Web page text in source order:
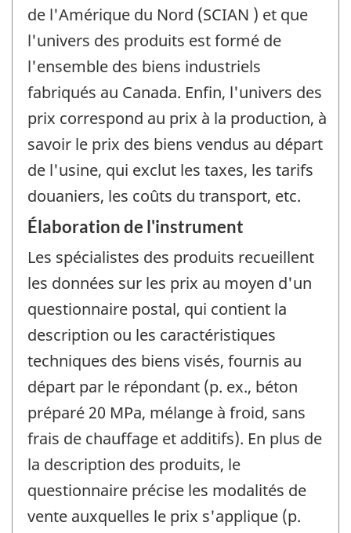
de l'Amérique du Nord (SCIAN ) et que
l'univers des produits est formé de
l'ensemble des biens industriels
fabriqués au Canada. Enfin, l'univers des
prix correspond au prix à la production, à
savoir le prix des biens vendus au départ
de l'usine, qui exclut les taxes, les tarifs
douaniers, les coûts du transport, etc.
Élaboration de l'instrument
Les spécialistes des produits recueillent
les données sur les prix au moyen d'un
questionnaire postal, qui contient la
description ou les caractéristiques
techniques des biens visés, fournis au
départ par le répondant (p. ex., béton
préparé 20 MPa, mélange à froid, sans
frais de chauffage et additifs). En plus de
la description des produits, le
questionnaire précise les modalités de
vente auxquelles le prix s'applique (p.